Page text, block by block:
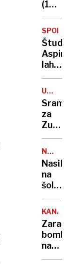
(1932–
2025):
Frizer,
ježka
Aspirin
lahko
da
se
ponovi
rak
za
ob
ki ni
deloval
NOVO
MESTO
Nasilje
na
šoli:
in
dijaka,
posneli
KANAL
Zaradi
bombe
na